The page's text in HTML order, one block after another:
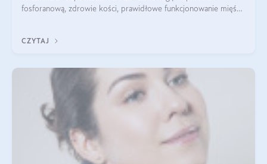
fosforanową, zdrowie kości, prawidłowe funkcjonowanie mięśni
problemem.
CZYTAJ